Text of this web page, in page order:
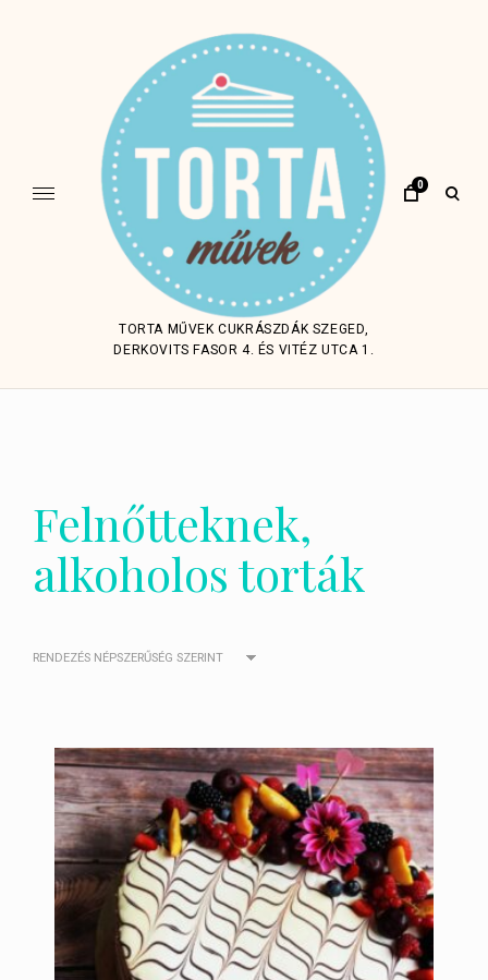
TORTA MŰVEK CUKRÁSZDÁK SZEGED,
DERKOVITS FASOR 4. ÉS VITÉZ UTCA 1.
0
open
Felnőtteknek,
alkoholos torták